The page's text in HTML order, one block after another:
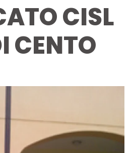
CISL
CENTO